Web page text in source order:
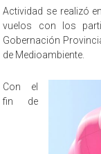
Actividad se realizó
vuelos con los
Gobernación
de Medioambiente.
Con el
fin de